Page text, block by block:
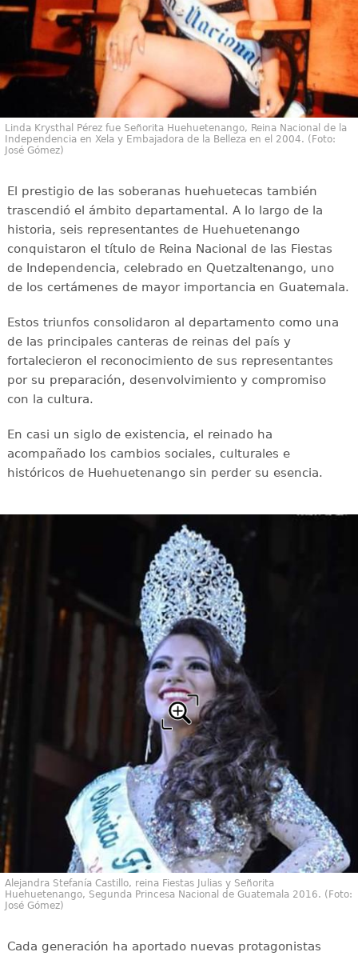
Linda Krysthal Pérez fue Señorita Huehuetenango, Reina Nacional de la
Independencia en Xela y Embajadora de la Belleza en el 2004. (Foto:
José Gómez)
El prestigio de las soberanas huehuetecas también
trascendió el ámbito departamental. A lo largo de la
historia, seis representantes de Huehuetenango
conquistaron el título de Reina Nacional de las Fiestas
de Independencia, celebrado en Quetzaltenango, uno
de los certámenes de mayor importancia en Guatemala.
Estos triunfos consolidaron al departamento como una
de las principales canteras de reinas del país y
fortalecieron el reconocimiento de sus representantes
por su preparación, desenvolvimiento y compromiso
con la cultura.
En casi un siglo de existencia, el reinado ha
acompañado los cambios sociales, culturales e
históricos de Huehuetenango sin perder su esencia.
Alejandra Stefanía Castillo, reina Fiestas Julias y Señorita
Huehuetenango, Segunda Princesa Nacional de Guatemala 2016. (Foto:
José Gómez)
Cada generación ha aportado nuevas protagonistas